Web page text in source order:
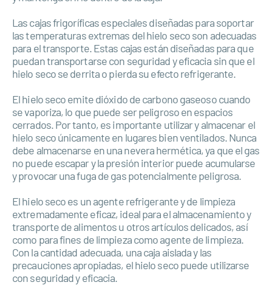
Las cajas frigoríficas especiales diseñadas para soportar
las temperaturas extremas del hielo seco son adecuadas
para el transporte. Estas cajas están diseñadas para que
puedan transportarse con seguridad y eficacia sin que el
hielo seco se derrita o pierda su efecto refrigerante.
El hielo seco emite dióxido de carbono gaseoso cuando
se vaporiza, lo que puede ser peligroso en espacios
cerrados. Por tanto, es importante utilizar y almacenar el
hielo seco únicamente en lugares bien ventilados. Nunca
debe almacenarse en una nevera hermética, ya que el gas
no puede escapar y la presión interior puede acumularse
y provocar una fuga de gas potencialmente peligrosa.
El hielo seco es un agente refrigerante y de limpieza
extremadamente eficaz, ideal para el almacenamiento y
transporte de alimentos u otros artículos delicados, así
como para fines de limpieza como agente de limpieza.
Con la cantidad adecuada, una caja aislada y las
precauciones apropiadas, el hielo seco puede utilizarse
con seguridad y eficacia.